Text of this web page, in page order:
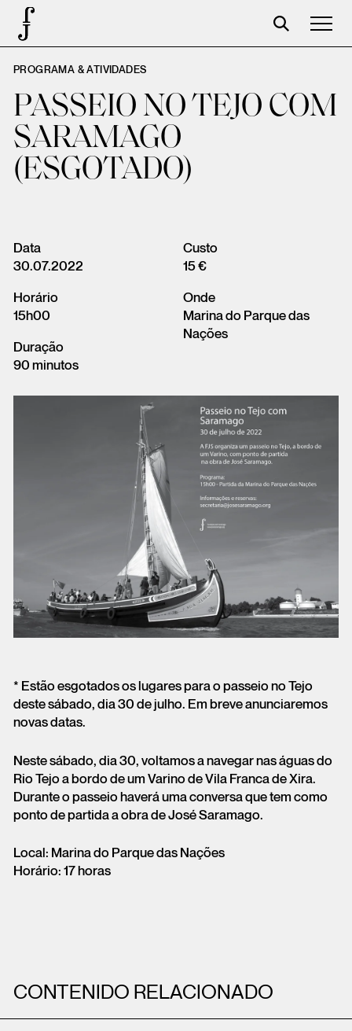
José Saramago
Programación
La Fundación
Aparceros
Tienda
Carrito
Acceso
PROGRAMA & ATIVIDADES
PASSEIO NO TEJO COM
SARAMAGO
(ESGOTADO)
Data
30.07.2022
Horário
15h00
Duração
90 minutos
Custo
15 €
Onde
Marina do Parque das
Nações
* Estão esgotados os lugares para o passeio no Tejo
deste sábado, dia 30 de julho. Em breve anunciaremos
novas datas.
Neste sábado, dia 30, voltamos a navegar nas águas do
Rio Tejo a bordo de um Varino de Vila Franca de Xira.
Durante o passeio haverá uma conversa que tem como
ponto de partida a obra de José Saramago.
Local: Marina do Parque das Nações
Horário: 17 horas
CONTENIDO RELACIONADO